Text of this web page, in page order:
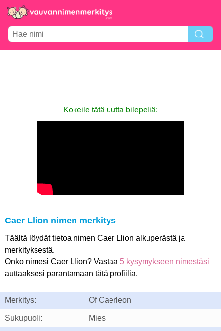
Kokeile tätä uutta bilepeliä:
Caer Llion nimen merkitys
Täältä löydät tietoa nimen Caer Llion alkuperästä ja
merkityksestä.
Onko nimesi Caer Llion? Vastaa 5 kysymykseen nimestäsi
auttaaksesi parantamaan tätä profiilia.
Merkitys: Of Caerleon
Sukupuoli: Mies